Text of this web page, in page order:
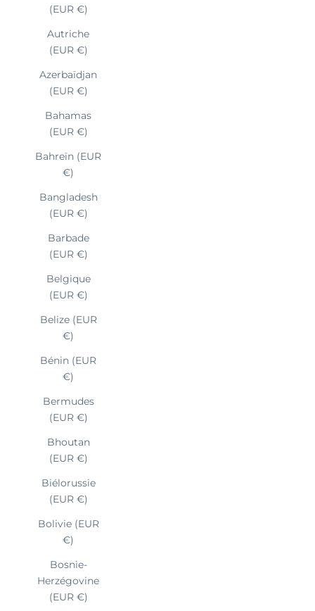
(EUR €)
Autriche
(EUR €)
Azerbaïdjan
(EUR €)
Bahamas
(EUR €)
Bahreïn (EUR
€)
Bangladesh
(EUR €)
Barbade
(EUR €)
Belgique
(EUR €)
Belize (EUR
€)
Bénin (EUR
€)
Bermudes
(EUR €)
Bhoutan
(EUR €)
Biélorussie
(EUR €)
Bolivie (EUR
€)
Bosnie-
Herzégovine
(EUR €)